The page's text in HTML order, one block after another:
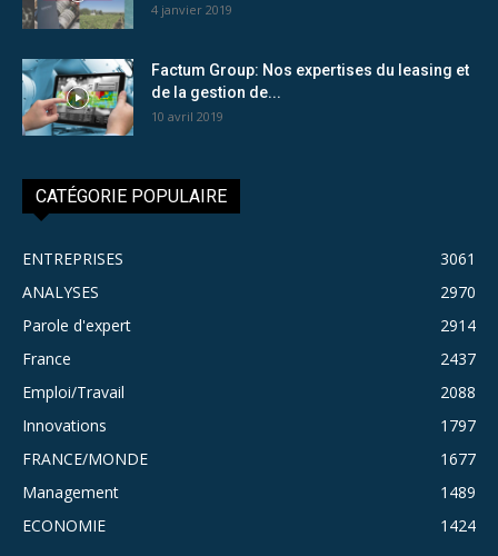
4 janvier 2019
Factum Group: Nos expertises du leasing et
de la gestion de...
10 avril 2019
CATÉGORIE POPULAIRE
ENTREPRISES
3061
ANALYSES
2970
Parole d'expert
2914
France
2437
Emploi/Travail
2088
Innovations
1797
FRANCE/MONDE
1677
Management
1489
ECONOMIE
1424